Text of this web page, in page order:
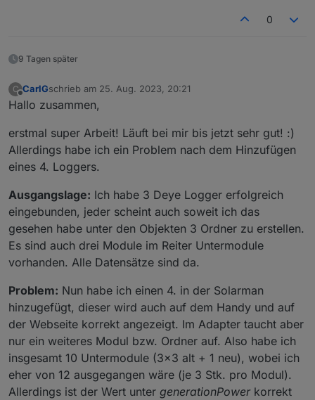
0
9 Tagen später
C
Offline
CarlGschrieb am 25. Aug. 2023, 20:21
zuletzt editiert von
Hallo zusammen,
erstmal super Arbeit! Läuft bei mir bis jetzt sehr gut! :)
Allerdings habe ich ein Problem nach dem Hinzufügen
eines 4. Loggers.
Ausgangslage: Ich habe 3 Deye Logger erfolgreich
eingebunden, jeder scheint auch soweit ich das
gesehen habe unter den Objekten 3 Ordner zu erstellen.
Es sind auch drei Module im Reiter Untermodule
vorhanden. Alle Datensätze sind da.
Problem: Nun habe ich einen 4. in der Solarman
hinzugefügt, dieser wird auch auf dem Handy und auf
der Webseite korrekt angezeigt. Im Adapter taucht aber
nur ein weiteres Modul bzw. Ordner auf. Also habe ich
insgesamt 10 Untermodule (3x3 alt + 1 neu), wobei ich
eher von 12 ausgegangen wäre (je 3 Stk. pro Modul).
Allerdings ist der Wert unter generationPowerkorrekt